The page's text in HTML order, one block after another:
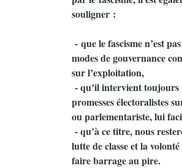
souligner :
- que le fascisme n’est
modes de gouvernance
sur l’exploitation,
- qu’il intervient
promesses électoralistes
ou parlementariste, lui
- qu’à ce titre, nous
lutte de classe et la
faire barrage au pire.